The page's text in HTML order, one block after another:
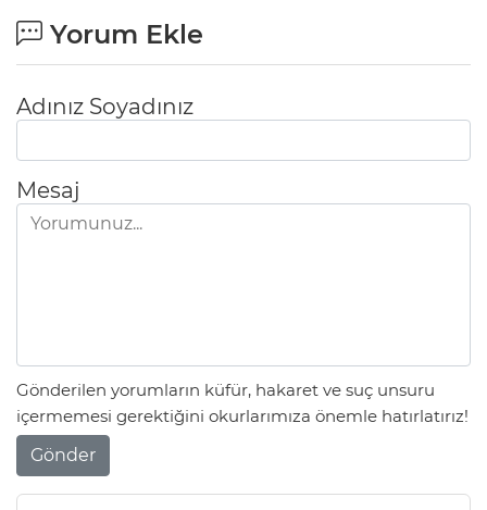
Yorum Ekle
Adınız Soyadınız
Mesaj
Gönderilen yorumların küfür, hakaret ve suç unsuru
içermemesi gerektiğini okurlarımıza önemle hatırlatırız!
Gönder